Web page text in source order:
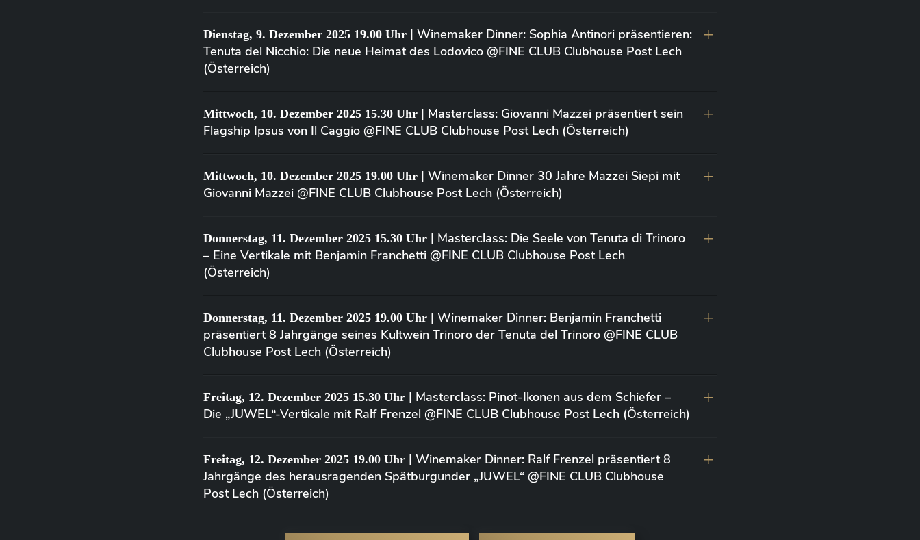
Dienstag, 9. Dezember 2025 19.00 Uhr | Winemaker Dinner: Sophia Antinori präsentieren:
Tenuta del Nicchio: Die neue Heimat des Lodovico @FINE CLUB Clubhouse Post Lech
(Österreich)
Mittwoch, 10. Dezember 2025 15.30 Uhr | Masterclass: Giovanni Mazzei präsentiert sein
Flagship Ipsus von Il Caggio @FINE CLUB Clubhouse Post Lech (Österreich)
Mittwoch, 10. Dezember 2025 19.00 Uhr | Winemaker Dinner 30 Jahre Mazzei Siepi mit
Giovanni Mazzei @FINE CLUB Clubhouse Post Lech (Österreich)
Donnerstag, 11. Dezember 2025 15.30 Uhr | Masterclass: Die Seele von Tenuta di Trinoro
– Eine Vertikale mit Benjamin Franchetti @FINE CLUB Clubhouse Post Lech
(Österreich)
Donnerstag, 11. Dezember 2025 19.00 Uhr | Winemaker Dinner: Benjamin Franchetti
präsentiert 8 Jahrgänge seines Kultwein Trinoro der Tenuta del Trinoro @FINE CLUB
Clubhouse Post Lech (Österreich)
Freitag, 12. Dezember 2025 15.30 Uhr | Masterclass: Pinot-Ikonen aus dem Schiefer –
Die „JUWEL“-Vertikale mit Ralf Frenzel @FINE CLUB Clubhouse Post Lech (Österreich)
Freitag, 12. Dezember 2025 19.00 Uhr | Winemaker Dinner: Ralf Frenzel präsentiert 8
Jahrgänge des herausragenden Spätburgunder „JUWEL“ @FINE CLUB Clubhouse
Post Lech (Österreich)